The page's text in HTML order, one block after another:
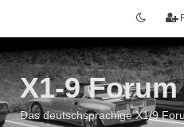
X1-9 Forum
Das deutschsprachige X1/9